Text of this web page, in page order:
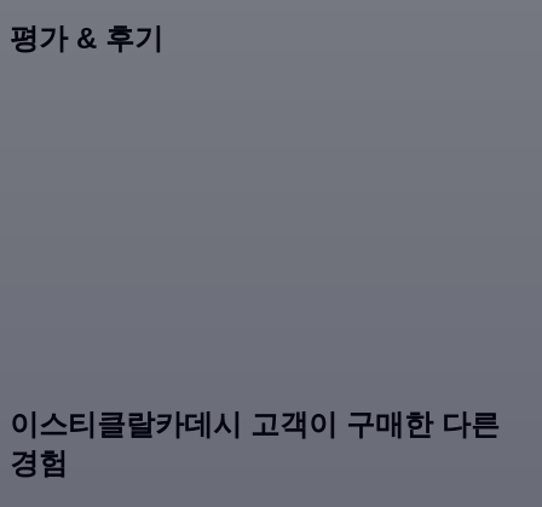
평가 & 후기
이스티클랄카데시 고객이 구매한 다른
경험